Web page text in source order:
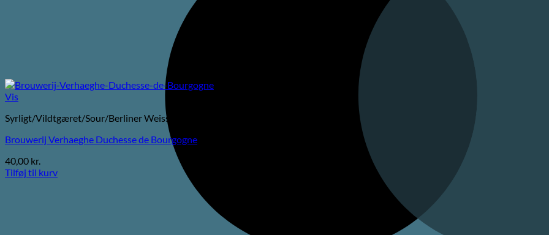
Vis
Syrligt/Vildtgæret/Sour/Berliner Weisse
Brouwerij Verhaeghe Duchesse de Bourgogne
40,00 kr.
Tilføj til kurv